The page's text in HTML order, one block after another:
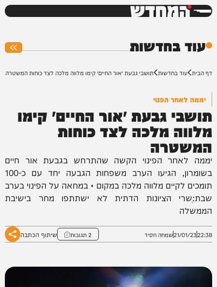
המחדש
עוד בחדשות
דף הבית עוד בחדשות תושבי גבעת ״אור החיים״ קימו מלווה מלכה לצד כוחות המשטרה
יממה לאחר הפנוי
תושבי גבעת ״אור החיים״ קימו
מלווה מלכה לצד כוחות
המשטרה
יממה לאחר הפינוי הקשה שהתרחש בגבעת אור חיים
בשומרון, הגיעו הערב משפחות הגבעה יחד עם כ-100
תומכים לקיים מלווה מלכה במקום • במחאה על הפינוי בערב
שבת:ֶשרי הציונות הדתית לא ישתתפו מחר בישיבת
הממשלה
22:38
21/01/23שמחה חסיד 2 תגובות שיתוף הכתבה